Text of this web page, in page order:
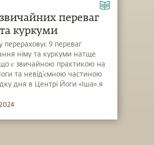
переваг
куркуми
перераховує 9 переваг
німу та куркуми натще
що є звичайною практикою на
та невід’ємною частиною
дня в Центрі Йоги «Іша».я